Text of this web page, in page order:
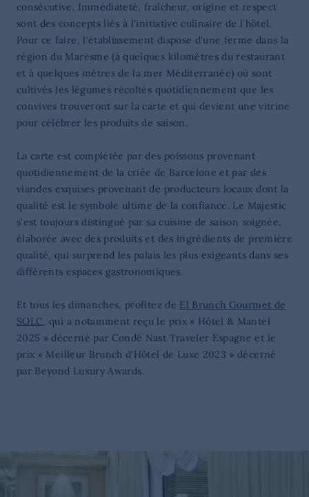
consécutive. Immédiateté, fraîcheur, origine et respect
sont des concepts liés à l'initiative culinaire de l'hôtel.
Pour ce faire, l'établissement dispose d'une ferme dans la
région du Maresme (à quelques kilomètres du restaurant
et à quelques mètres de la mer Méditerranée) où sont
cultivés les légumes récoltés quotidiennement que les
convives trouveront sur la carte et qui devient une vitrine
pour célébrer les produits de saison.
La carte est complétée par des poissons provenant
quotidiennement de la criée de Barcelone et par des
viandes exquises provenant de producteurs locaux dont la
qualité est le symbole ultime de la confiance. Le Majestic
s'est toujours distingué par sa cuisine de saison soignée,
élaborée avec des produits et des ingrédients de première
qualité, qui surprend les palais les plus exigeants dans ses
différents espaces gastronomiques.
Et tous les dimanches, profitez de El Brunch Gourmet de
SOLC, qui a notamment reçu le prix « Hôtel & Mantel
2025 » décerné par Condé Nast Traveler Espagne et le
prix « Meilleur Brunch d'Hôtel de Luxe 2023 » décerné
par Beyond Luxury Awards.